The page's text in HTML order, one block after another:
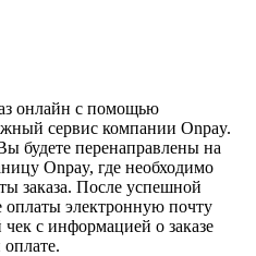
онлайн с помощью
сервис компании Onpay.
будете перенаправлены на
Onpay, где необходимо
заказа. После успешной
электронную почту
с информацией о заказе